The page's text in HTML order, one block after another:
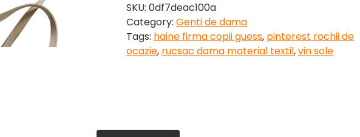
SKU: 0df7deac100a
Category: Genti de dama
Tags: haine firma copii guess, pinterest rochii de
ocazie, rucsac dama material textil,vin sole